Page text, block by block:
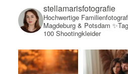
stellamarisfotografie
Hochwertige
Magdeburg & Potsdam
100 Shootingkleider